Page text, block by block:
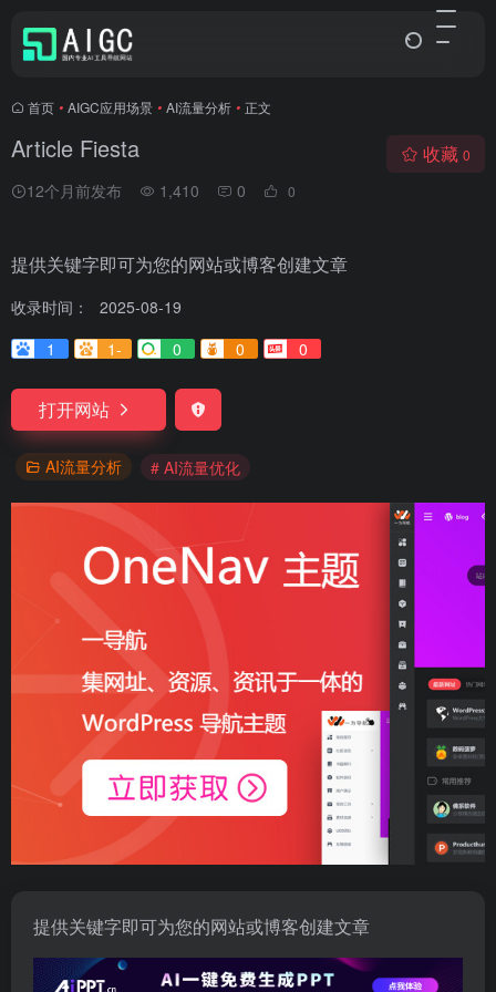
首页 • AIGC应用场景 • AI流量分析 • 正文
Article Fiesta
12个月前发布 1,410 0 0
收藏 0
提供关键字即可为您的网站或博客创建文章
收录时间：
2025-08-19
1
1- 0 0 0
打开网站
AI流量分析 # AI流量优化
提供关键字即可为您的网站或博客创建文章